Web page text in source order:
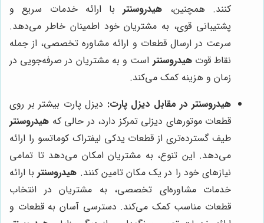
کنند. همچنین، هیدروسنتر با ارائه خدمات سریع و
پشتیبانی قوی، به مشتریان خود اطمینان خاطر می‌دهد.
سرعت در ارسال قطعات و ارائه مشاوره تخصصی، از جمله
نقاط قوتهیدروسنتر است و به مشتریان در صرفه‌جویی در
زمان و هزینه کمک می‌کند.
هیدروسنتر در مقابل دیزل پارت: دیزل پارت بیشتر بر روی
قطعات موتورهای دیزلی تمرکز دارد، در حالی که هیدروسنتر
طیف گسترده‌تری از قطعات یدکی لیفتراک کوماتسو را ارائه
می‌دهد. این تنوع، به مشتریان امکان می‌دهد تا تمامی
نیازهای خود را در یک مکان تامین کنند. هیدروسنتر با ارائه
خدمات مشاوره‌ای تخصصی، به مشتریان در انتخاب
قطعات مناسب کمک می‌کند. دسترسی آسان به قطعات و